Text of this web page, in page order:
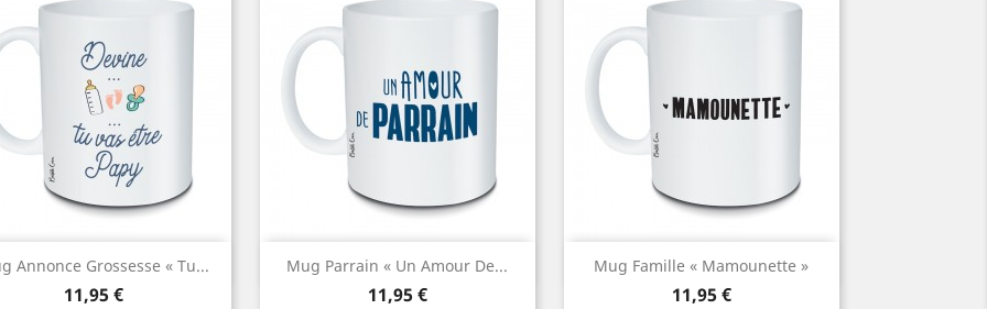
Annonce Grossesse « Tu...
Prix
11,95 €
Aperçu rapide Mug Parrain « Un Amour De...
Prix
11,95 €
Aperçu rapide Mug Famille « Mamounette »
Prix
11,95 €
Aperçu rapide